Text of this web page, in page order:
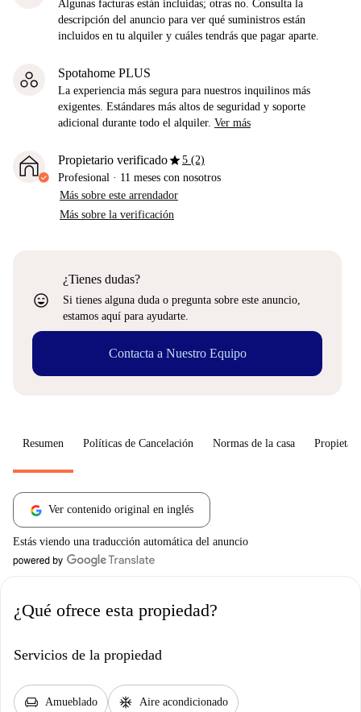
Algunas facturas están incluidas; otras no. Consulta la
descripción del anuncio para ver qué suministros están
incluidos en tu alquiler y cuáles tendrás que pagar aparte.
Spotahome PLUS
La experiencia más segura para nuestros inquilinos más
exigentes. Estándares más altos de seguridad y soporte
adicional durante todo el alquiler. Ver más
Propietario verificadostar5 (2)
Profesional · 11 meses con nosotros
Más sobre este arrendador
Más sobre la verificación
sentiment_very_satisfied
¿Tienes dudas?
Si tienes alguna duda o pregunta sobre este anuncio,
estamos aquí para ayudarte.
Contacta a Nuestro Equipo
Resumen Políticas de Cancelación Normas de la casa
Ver contenido original en inglés
Estás viendo una traducción automática del anuncio
¿Qué ofrece esta propiedad?
Servicios de la propiedad
chair Amueblado ac_unit Aire acondicionado